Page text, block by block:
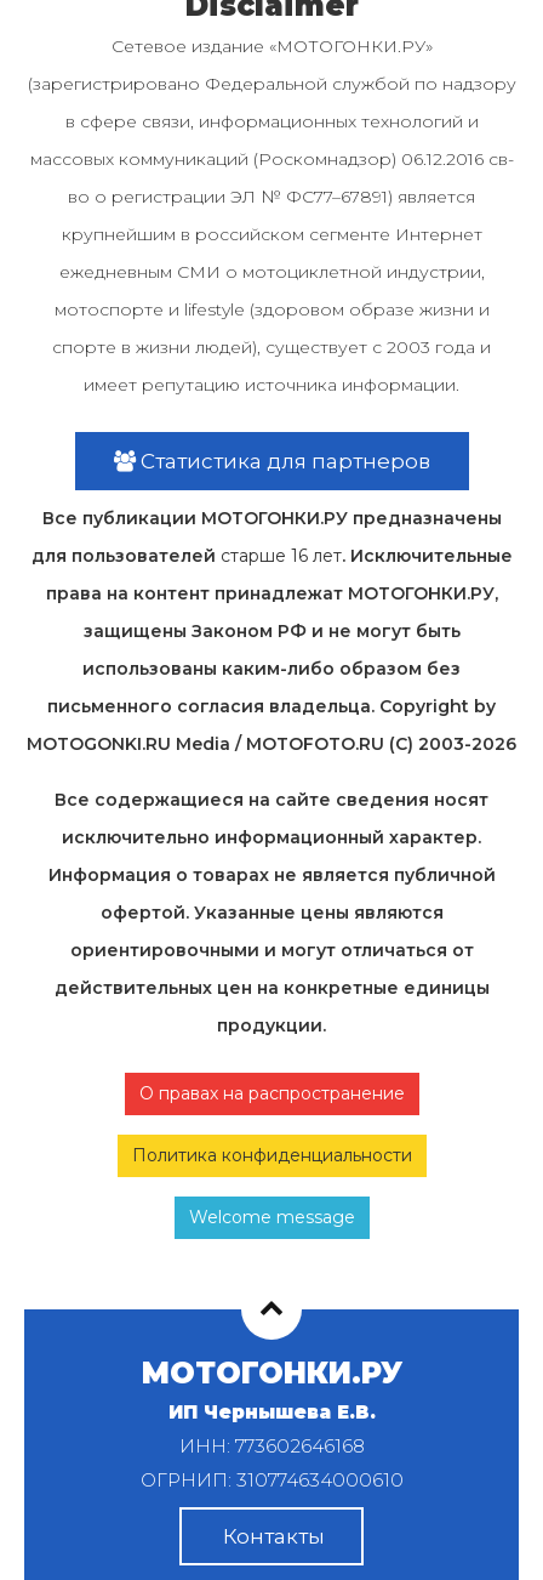
Сетевое издание «МОТОГОНКИ.РУ»
(зарегистрировано Федеральной службой по надзору
в сфере связи, информационных технологий и
массовых коммуникаций (Роскомнадзор) 06.12.2016 св-
во о регистрации ЭЛ № ФС77–67891) является
крупнейшим в российском сегменте Интернет
ежедневным СМИ о мотоциклетной индустрии,
мотоспорте и lifestyle (здоровом образе жизни и
спорте в жизни людей), существует с 2003 года и
имеет репутацию источника информации.
Статистика для партнеров
Все публикации МОТОГОНКИ.РУ предназначены
для пользователей старше 16 лет. Исключительные
права на контент принадлежат МОТОГОНКИ.РУ,
защищены Законом РФ и не могут быть
использованы каким-либо образом без
письменного согласия владельца. Copyright by
MOTOGONKI.RU Media / MOTOFOTO.RU (C) 2003-2026
Все содержащиеся на cайте сведения носят
исключительно информационный характер.
Информация о товарах не является публичной
офертой. Указанные цены являются
ориентировочными и могут отличаться от
действительных цен на конкретные единицы
продукции.
О правах на распространение
Политика конфиденциальности
Welcome message
МОТОГОНКИ.РУ
ИП Чернышева Е.В.
ИНН: 773602646168
ОГРНИП: 310774634000610
Контакты